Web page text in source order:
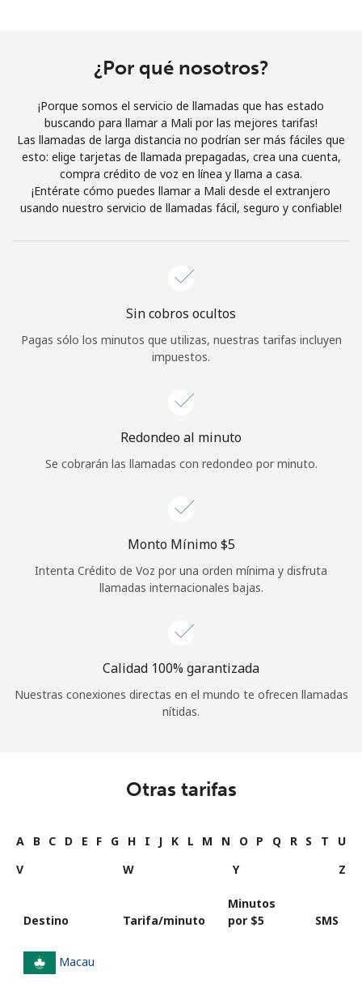
Únete
¡Hola!
Inicia sesión oREGÍSTRATE →
¿Olvidaste tu contraseña? →
o
Continuar con
¿Por qué nosotros?
¡Porque somos el servicio de llamadas que has estado
buscando para llamar a Mali por las mejores tarifas!
Las llamadas de larga distancia no podrían ser más fáciles que
esto: elige tarjetas de llamada prepagadas, crea una cuenta,
compra crédito de voz en línea y llama a casa.
¡Entérate cómo puedes llamar a Mali desde el extranjero
usando nuestro servicio de llamadas fácil, seguro y confiable!
Sin cobros ocultos
Pagas sólo los minutos que utilizas, nuestras tarifas incluyen
impuestos.
Redondeo al minuto
Se cobrarán las llamadas con redondeo por minuto.
Monto Mínimo ⁦$5⁩
Intenta Crédito de Voz por una orden mínima y disfruta
llamadas internacionales bajas.
Calidad 100% garantizada
Nuestras conexiones directas en el mundo te ofrecen llamadas
nítidas.
Otras tarifas
A B C D E F G H I J K L M N O P Q R S T
U
V
W Y Z
Destino Tarifa/minuto
Minutos
por ⁦$5⁩
SMS
Macau